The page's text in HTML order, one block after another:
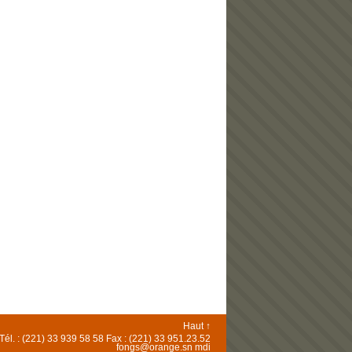
Haut ↑
: (221) 33 939 58 58 Fax : (221) 33 951.23.52
fongs@orange.sn mdi